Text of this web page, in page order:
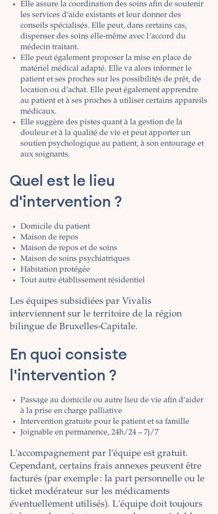
Elle assure la coordination des soins afin de soutenir
les services d’aide existants et leur donner des
conseils spécialisés. Elle peut, dans certains cas,
dispenser des soins elle-même avec l’accord du
médecin traitant.
Elle peut également proposer la mise en place de
matériel médical adapté. Elle va alors informer le
patient et ses proches sur les possibilités de prêt, de
location ou d’achat. Elle peut également apprendre
au patient et à ses proches à utiliser certains appareils
médicaux.
Elle suggère des pistes quant à la gestion de la
douleur et à la qualité de vie et peut apporter un
soutien psychologique au patient, à son entourage et
aux soignants.
Quel est le lieu
d'intervention ?
Domicile du patient
Maison de repos
Maison de repos et de soins
Maison de soins psychiatriques
Habitation protégée
Tout autre établissement résidentiel
Les équipes subsidiées par Vivalis
interviennent sur le territoire de la région
bilingue de Bruxelles-Capitale.
En quoi consiste
l'intervention ?
Passage au domicile ou autre lieu de vie afin d’aider
à la prise en charge palliative
Intervention gratuite pour le patient et sa famille
Joignable en permanence, 24h/24 – 7j/7
L'accompagnement par l'équipe est gratuit.
Cependant, certains frais annexes peuvent être
facturés (par exemple : la part personnelle ou le
ticket modérateur sur les médicaments
éventuellement utilisés). L'équipe doit toujours